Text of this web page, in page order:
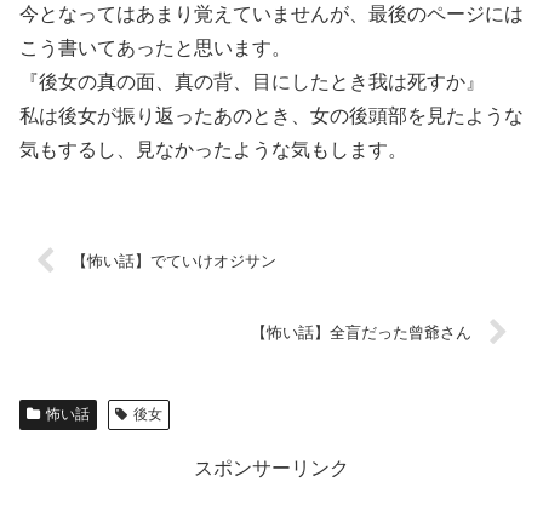
今となってはあまり覚えていませんが、最後のページには
こう書いてあったと思います。
『後女の真の面、真の背、目にしたとき我は死すか』
私は後女が振り返ったあのとき、女の後頭部を見たような
気もするし、見なかったような気もします。
【怖い話】でていけオジサン
【怖い話】全盲だった曾爺さん
怖い話 後女
スポンサーリンク